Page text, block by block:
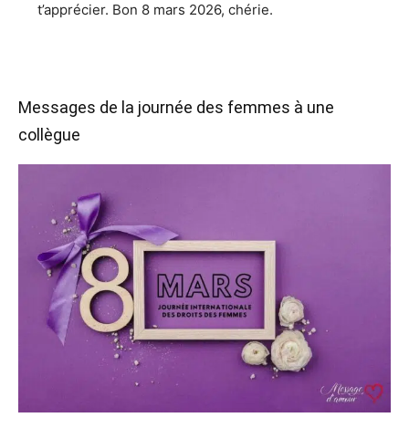
t’apprécier. Bon 8 mars 2026, chérie.
Messages de la journée des femmes à une
collègue